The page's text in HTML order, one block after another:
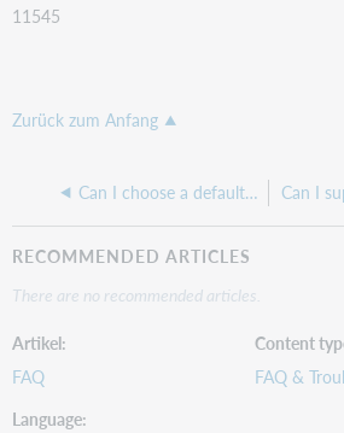
11545
Zurück zum Anfang
Can I choose a default search mode for FirstSearch?
RECOMMENDED ARTICLES
There are no recommended articles.
Artikel
FAQ
Content
FAQ &
Language